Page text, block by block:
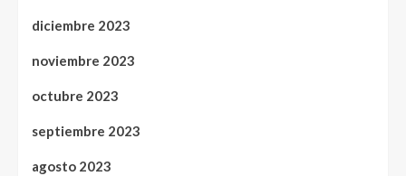
diciembre 2023
noviembre 2023
octubre 2023
septiembre 2023
agosto 2023